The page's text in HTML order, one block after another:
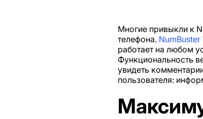
Многие привыкли к
телефона. NumBuster
работает на любом
Функциональность
увидеть
пользователя: